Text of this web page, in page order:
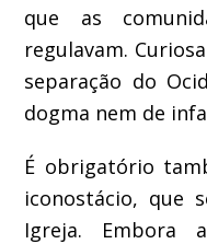
que as
regulavam.
separação do
dogma nem de
É obrigatório
iconostácio, que
Igreja. Embora